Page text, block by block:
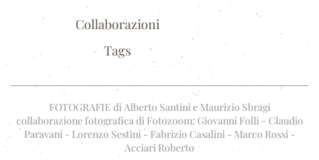
Collaborazioni
Tags
FOTOGRAFIE di Alberto Santini e Maurizio Sbragi
collaborazione fotografica di Fotozoom: Giovanni Folli - Claudio
Paravani - Lorenzo Sestini - Fabrizio Casalini - Marco Rossi -
Acciari Roberto